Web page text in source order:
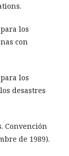
los
con
los
desastres
Convención
de 1989).